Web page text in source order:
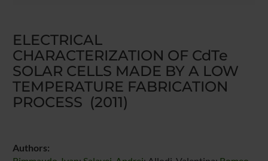
ELECTRICAL
CHARACTERIZATION OF CdTe
SOLAR CELLS MADE BY A LOW
TEMPERATURE FABRICATION
PROCESS (2011)
Authors: